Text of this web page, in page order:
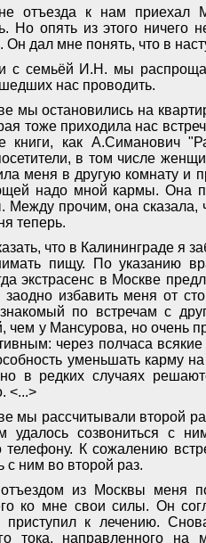
отъезда к нам
Но опять из этого ничего
Он дал мне понять, что в
с семьёй И.Н. мы
нас проводить.
мы остановились на
тоже приходила нас
книги, как А.Симанович
в том числе
меня в другую комнату
надо мной кармы. Она
Между прочим, она
теперь.
что в Калининграде я
пищу. По указанию
экстрасенс в Москве
заодно избавить меня от
по встречам с
чем у Мансурова, но очень
через полчаса всякие
уменьшать карму
в редких случаях
<...>
мы рассчитывали второй
удалось созвониться с
телефону. К сожалению
с ним во второй раз.
из Москвы меня
ко мне свои силы. Он
приступил к лечению.
тока, направленного